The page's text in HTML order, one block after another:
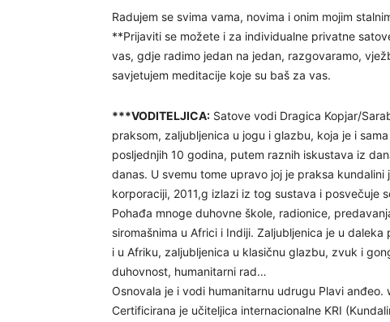
Radujem se svima vama, novima i onim mojim
**Prijaviti se možete i za individualne privatne
vas, gdje radimo jedan na jedan, razgovaramo,
savjetujem meditacije koje su baš za vas.
***VODITELJICA: Satove vodi Dragica Kopjar/
praksom, zaljubljenica u jogu i glazbu, koja je i
posljednjih 10 godina, putem raznih iskustava iz
danas. U svemu tome upravo joj je praksa
korporaciji, 2011,g izlazi iz tog sustava i posvečuje
Pohađa mnoge duhovne škole, radionice,
siromašnima u Africi i Indiji. Zaljubljenica je u
i u Afriku, zaljubljenica u klasičnu glazbu, zvuk i
duhovnost, humanitarni rad…
Osnovala je i vodi humanitarnu udrugu Plavi anđeo.
Certificirana je učiteljica internacionalne KRI